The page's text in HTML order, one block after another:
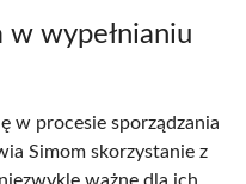
w wypełnianiu
w procesie sporządzania
Simom skorzystanie z